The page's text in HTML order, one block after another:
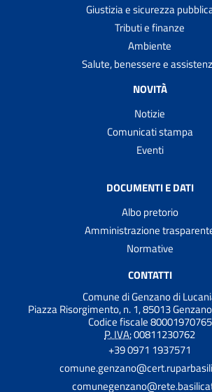
Giustizia e sicurezza
Tributi e finanze
Ambiente
Salute, benessere e
NOVITÀ
Notizie
Comunicati stampa
Eventi
DOCUMENTI E DATI
Albo pretorio
Amministrazione
Normative
CONTATTI
Comune di Genzano di
Piazza Risorgimento, n. 1, 85013
Codice fiscale 80001970765
P. IVA:00811230762
+39 0971 1937571